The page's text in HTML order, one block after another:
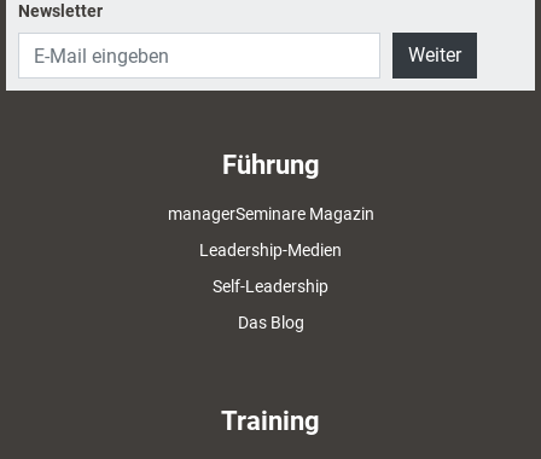
Newsletter
Weiter
Führung
managerSeminare Magazin
Leadership-Medien
Self-Leadership
Das Blog
Training